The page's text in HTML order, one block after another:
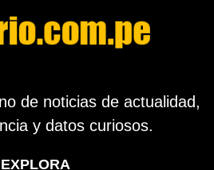
de noticias de actualidad,
y datos curiosos.
EXPLORA